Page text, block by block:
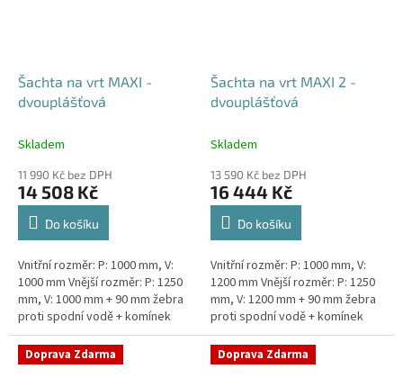
Šachta na vrt MAXI -
dvouplášťová
Skladem
11 990 Kč bez DPH
14 508 Kč
Do košíku
Vnitřní rozměr: P: 1000 mm, V:
1000 mm Vnější rozměr: P: 1250
mm, V: 1000 mm + 90 mm žebra
proti spodní vodě + komínek
Dvouplášťová vodoměrná šachta
- vhodná do míst...
Šachta na vrt MAXI 2 -
dvouplášťová
Skladem
13 590 Kč bez DPH
16 444 Kč
Do košíku
Vnitřní rozměr: P: 1000 mm, V:
1200 mm Vnější rozměr: P: 1250
mm, V: 1200 mm + 90 mm žebra
proti spodní vodě + komínek
Dvouplášťová vodoměrná šachta
- vhodná do míst...
Doprava Zdarma Doprava Zdarma